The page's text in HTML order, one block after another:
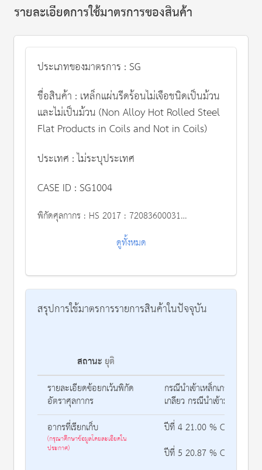
รายละเอียดการใช้มาตรการของสินค้า
ประเภทของมาตรการ : SG
ชื่อสินค้า : เหล็กแผ่นรีดร้อนไม่เจือชนิดเป็นม้วน
และไม่เป็นม้วน (Non Alloy Hot Rolled Steel
Flat Products in Coils and Not in Coils)
ประเทศ : ไม่ระบุประเทศ
CASE ID : SG1004
พิกัดศุลกากร : HS 2017 : 72083600031,72083600032,72083600033,72083600090,72083700041,72083700042,72083700043,2083700090,72083800041,72083800042,72083800043,72083800090,72083990041,72083990042,72083990043,72083990090,72085100090,72085200090,72085300011,72085300012,72085300013,72085300090,72085490011,72085490012,72085490013,72085490090
ดูทั้งหมด
สรุปการใช้มาตรการรายการสินค้าในปัจจุบัน
สถานะยุติ
รายละเอียดข้อยกเว้นพิกัด
อัตราศุลกากร
กรณีนำเข้าเหล็กเกรดพิเศษ
เกลียว กรณีนำเข้ามาผลิตเพื่
อากรที่เรียกเก็บ
(กรุณาศึกษาข้อมูลโดยละเอียดใน
ประกาศ)
ปีที่ 4 21.00 % CIF (ตั้งแต่
ปีที่ 5 20.87 % CIF (ตั้งแต่